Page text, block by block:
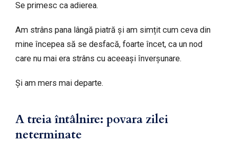
Se primesc ca adierea.
Am strâns pana lângă piatră și am simțit cum ceva din
mine începea să se desfacă, foarte încet, ca un nod
care nu mai era strâns cu aceeași înverșunare.
Și am mers mai departe.
A treia întâlnire: povara zilei
neterminate